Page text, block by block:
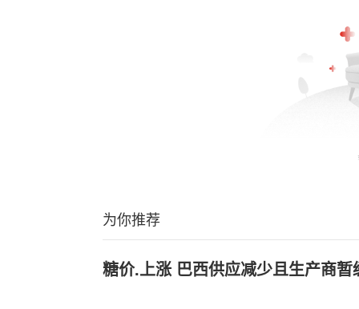
为你推荐
糖价.上涨 巴西供应减少且生产商暂